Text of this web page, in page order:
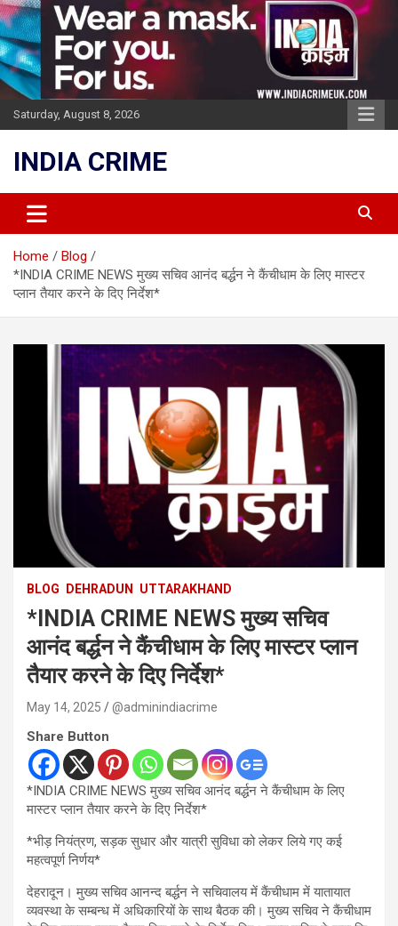
Skip
to
content
Saturday, August 8, 2026
INDIA CRIME
Home
Blog
*INDIA CRIME NEWS मुख्य सचिव आनंद बर्द्धन ने कैंचीधाम के लिए मास्टर
प्लान तैयार करने के दिए निर्देश*
BLOG DEHRADUN UTTARAKHAND
*INDIA CRIME NEWS मुख्य सचिव
आनंद बर्द्धन ने कैंचीधाम के लिए मास्टर प्लान
तैयार करने के दिए निर्देश*
May 14, 2025 @adminindiacrime
Share Button
*INDIA CRIME NEWS मुख्य सचिव आनंद बर्द्धन ने कैंचीधाम के लिए
मास्टर प्लान तैयार करने के दिए निर्देश*
*भीड़ नियंत्रण, सड़क सुधार और यात्री सुविधा को लेकर लिये गए कई
महत्वपूर्ण निर्णय*
देहरादून। मुख्य सचिव आनन्द बर्द्धन ने सचिवालय में कैंचीधाम में यातायात
व्यवस्था के सम्बन्ध में अधिकारियों के साथ बैठक की। मुख्य सचिव ने कैंचीधाम